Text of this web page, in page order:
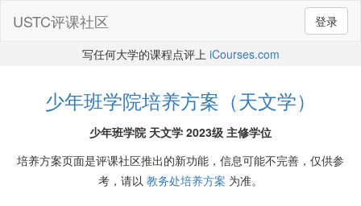
登录
USTC评课社区
写任何大学的课程点评上 iCourses.com
少年班学院培养方案（天文学）
少年班学院 天文学 2023级 主修学位
培养方案页面是评课社区推出的新功能，信息可能不完善，仅供参
考，请以 教务处培养方案 为准。